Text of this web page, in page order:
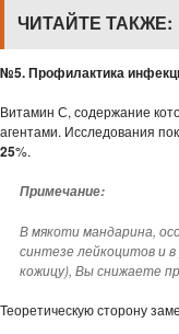
ЧИТАЙТЕ ТАКЖЕ:
№5. Профилактика
Витамин С, содержание
агентами. Исследования
25%.
Примечание:
В мякоти мандарина,
синтезе лейкоцитов и
кожицу), Вы снижаете
Теоретическую сторону